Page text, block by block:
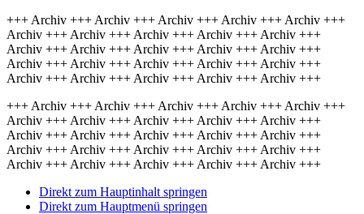
+++ Archiv +++ Archiv +++ Archiv +++ Archiv +++ Archiv +++
Archiv +++ Archiv +++ Archiv +++ Archiv +++ Archiv +++
Archiv +++ Archiv +++ Archiv +++ Archiv +++ Archiv +++
Archiv +++ Archiv +++ Archiv +++ Archiv +++ Archiv +++
Archiv +++ Archiv +++ Archiv +++ Archiv +++ Archiv +++
+++ Archiv +++ Archiv +++ Archiv +++ Archiv +++ Archiv +++
Archiv +++ Archiv +++ Archiv +++ Archiv +++ Archiv +++
Archiv +++ Archiv +++ Archiv +++ Archiv +++ Archiv +++
Archiv +++ Archiv +++ Archiv +++ Archiv +++ Archiv +++
Archiv +++ Archiv +++ Archiv +++ Archiv +++ Archiv +++
Direkt zum Hauptinhalt springen
Direkt zum Hauptmenü springen